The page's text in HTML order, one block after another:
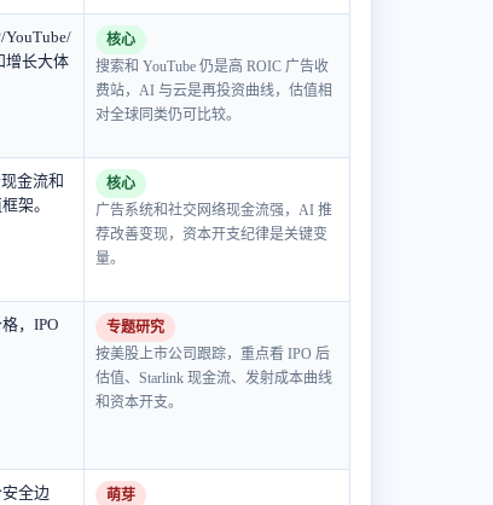
YouTube/
增长大体
核心
搜索和 YouTube 仍是高 ROIC 广告收
费站，AI 与云是再投资曲线，估值相
对全球同类仍可比较。
金流和
架。
核心
广告系统和社交网络现金流强，AI 推
荐改善变现，资本开支纪律是关键变
量。
，IPO
专题研究
按美股上市公司跟踪，重点看 IPO 后
估值、Starlink 现金流、发射成本曲线
和资本开支。
全边
萌芽